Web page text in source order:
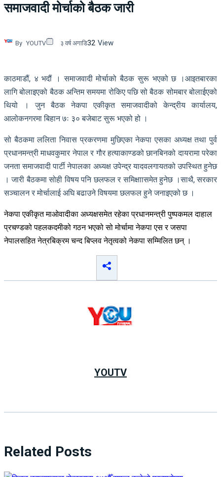
समाजवादी मोर्चाको बैठक जारी
By YOUTV ३ वर्ष अगाडि32 View
काठमाडौं, ४ भदौं । समाजवादी मोर्चाको बैठक सुरू भएको छ ।आइतबारका
लागि बोलाइएको बैठक अन्तिम समयमा रोकिए पछि सो बैठक सोमबार बोलाईएको
थियो । जुन बैठक नेकपा एकीकृत समाजवादीको केन्द्रीय कार्यालय,
आलोकनगरमा बिहान ७ः ३० बजेबाट सुरू भएको हो ।
सो बैठकमा ललिता निवास प्रकरणमा मुछिएका नेकपा एसका अध्यक्ष तथा पुर्व
प्रधानमन्त्री माधवकुमार नेपाल र गौर हत्याकाण्डको छानबिनको दायरामा परेका
जनता समाजवादी पार्टी नेपालका अध्यक्ष उपेन्द्र यादवलगायतको उपस्थित हुनेछ
। जारी बैठकमा सोही विषय पनि छलफल र समिक्षाासमेत हुनेछ ।साथै, सरकार
सञ्चालन र मोर्चालाई अघि बढाउने विषयमा छलफल हुने जनाइएको छ ।
नेकपा एकीकृत माओवादीका अध्यक्षसमेत रहेका प्रधानमन्त्री पुष्पकमल दाहाल
प्रचण्डको पहलकदमीको गठन भएको सो मोर्चामा नेकपा एस र जसपा
नेपालसहित नेत्रबिक्रम चन्द बिप्लव नेतृत्वको नेकपा सम्मिलित छन् ।
YOUTV
Related Posts